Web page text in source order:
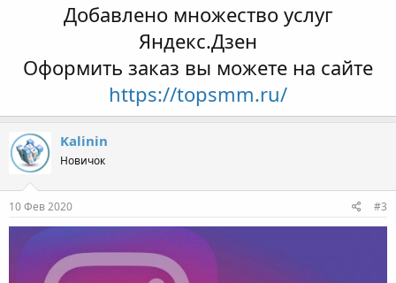
Добавлено множество услуг
Яндекс.Дзен
Оформить заказ вы можете на сайте
https://topsmm.ru/
Kalinin
Новичок
10 Фев 2020 #3